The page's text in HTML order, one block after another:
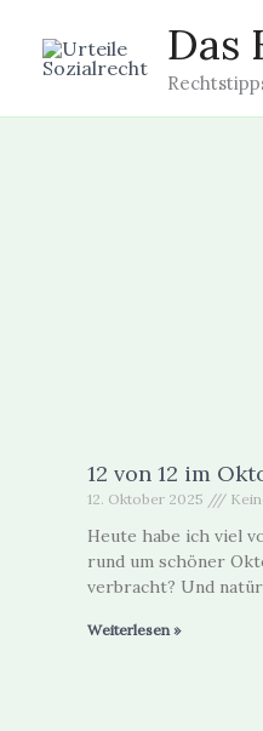
Inhalt
springen
Das
12 von 12 im
12. Oktober 2025
Heute habe ich viel
rund um schöner
verbracht? Und
Weiterlesen »